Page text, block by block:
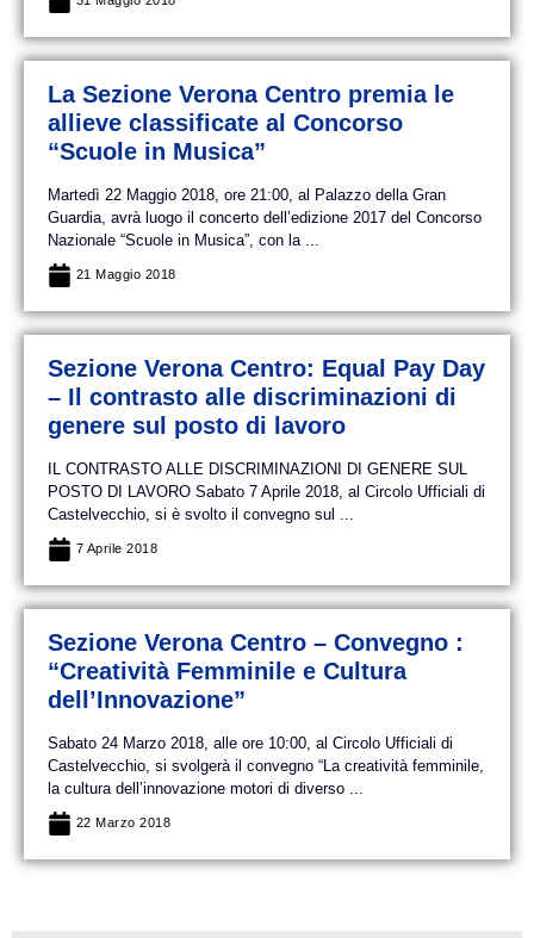
La Sezione Verona Centro premia le
allieve classificate al Concorso
“Scuole in Musica”
Martedì 22 Maggio 2018, ore 21:00, al Palazzo della Gran
Guardia, avrà luogo il concerto dell’edizione 2017 del Concorso
Nazionale “Scuole in Musica”, con la ...
21 Maggio 2018
Sezione Verona Centro: Equal Pay Day
– Il contrasto alle discriminazioni di
genere sul posto di lavoro
IL CONTRASTO ALLE DISCRIMINAZIONI DI GENERE SUL
POSTO DI LAVORO Sabato 7 Aprile 2018, al Circolo Ufficiali di
Castelvecchio, si è svolto il convegno sul ...
7 Aprile 2018
Sezione Verona Centro – Convegno :
“Creatività Femminile e Cultura
dell’Innovazione”
Sabato 24 Marzo 2018, alle ore 10:00, al Circolo Ufficiali di
Castelvecchio, si svolgerà il convegno “La creatività femminile,
la cultura dell’innovazione motori di diverso ...
22 Marzo 2018